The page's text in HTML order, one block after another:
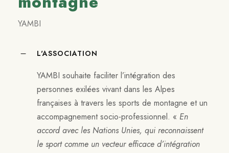
YAMBI
L'ASSOCIATION
YAMBI souhaite faciliter l’intégration des
personnes exilées vivant dans les Alpes
françaises à travers les sports de montagne et un
accompagnement socio-professionnel. « En
accord avec les Nations Unies, qui reconnaissent
le sport comme un vecteur efficace d’intégration